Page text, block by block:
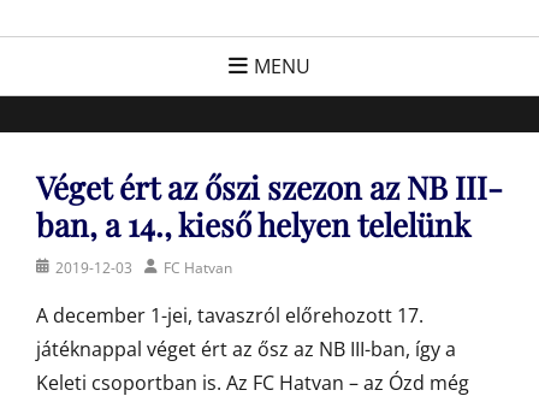
FC Hatvan
Egyesület a hatvani labdarúgásért, sportért!
MENU
Véget ért az őszi szezon az NB III-
ban, a 14., kieső helyen telelünk
Posted2019-12-03 AuthorFC Hatvan
A december 1-jei, tavaszról előrehozott 17.
játéknappal véget ért az ősz az NB III-ban, így a
Keleti csoportban is. Az FC Hatvan – az Ózd még